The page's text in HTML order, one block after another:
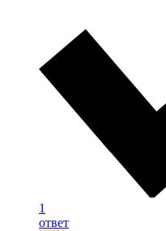
1
ответ